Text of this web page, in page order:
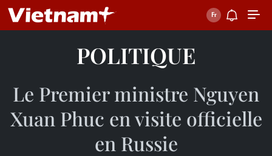
POLITIQUE
Le Premier ministre Nguyen
Xuan Phuc en visite officielle
en Russie